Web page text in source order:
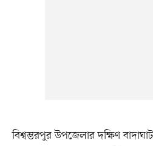
বিশ্বম্ভরপুর উপজেলার দক্ষিণ